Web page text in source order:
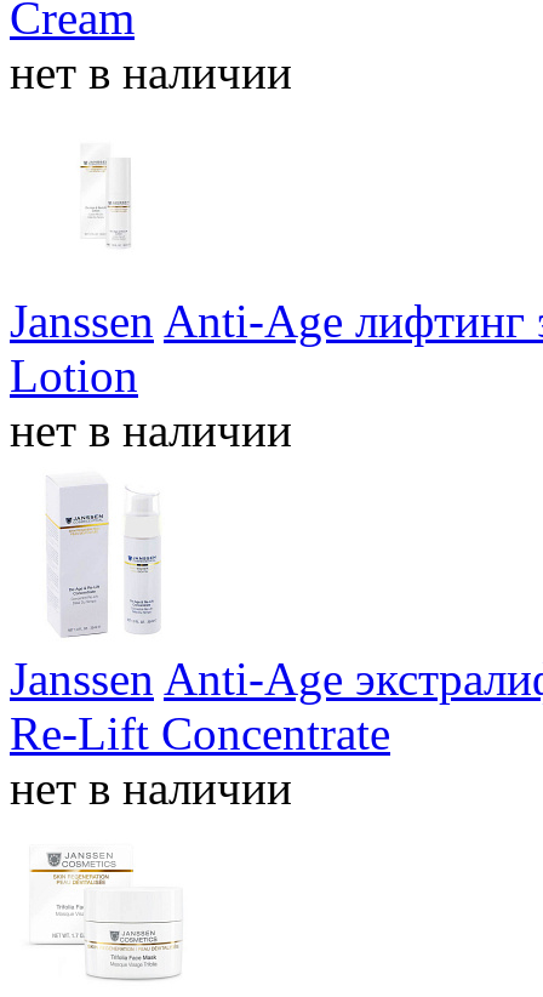
Cream
нет в наличии
Janssen Anti-Age лифтинг
Lotion
нет в наличии
Janssen Anti-Age
Re-Lift Concentrate
нет в наличии